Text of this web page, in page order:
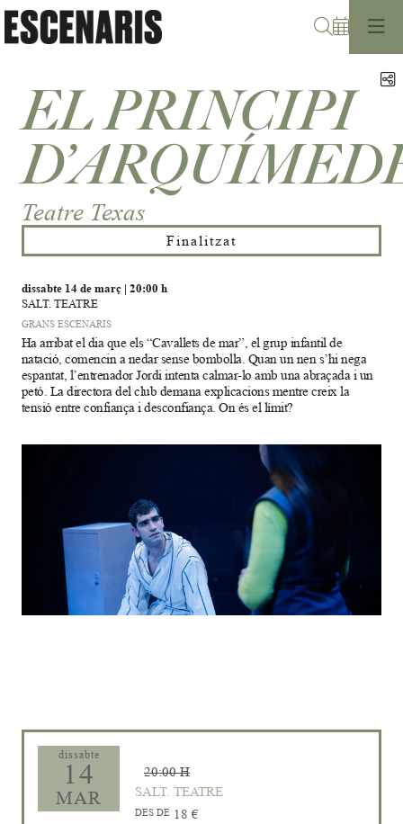
EL PRINCIPI
Teatre Texas
Finalitzat
dissabte 14 de març| 20:00 h
SALT. TEATRE
GRANS ESCENARIS
Ha arribat el dia que els “Cavallets de mar”, el grup infantil de
natació, comencin a nedar sense bombolla. Quan un nen s’hi nega
espantat, l’entrenador Jordi intenta calmar-lo amb una abraçada i un
petó. La directora del club demana explicacions mentre creix la
tensió entre confiança i desconfiança. On és el límit?
dissabte
14
MAR
20:00 H
SALT. TEATRE
DES DE 18 €